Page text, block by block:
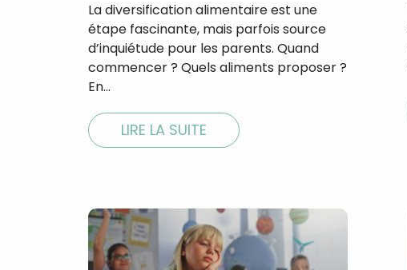
La diversification alimentaire est une
étape fascinante, mais parfois source
d’inquiétude pour les parents. Quand
commencer ? Quels aliments proposer ?
En…
LIRE LA SUITE